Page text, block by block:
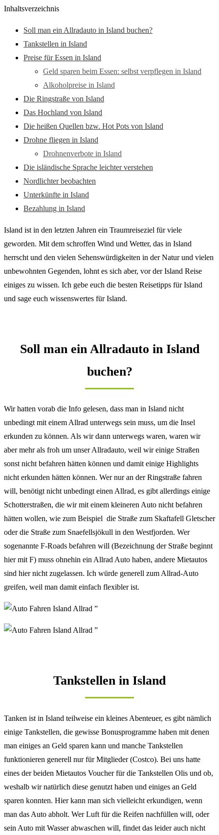
Inhaltsverzeichnis
Soll man ein Allradauto in Island buchen?
Tankstellen in Island
Preise für Essen in Island
Geld sparen beim Essen: selbst verpflegen in Island
Alkoholpreise in Island
Die Ringstraße von Island
Das Hochland von Island
Die heißen Quellen bzw. Hot Pots von Island
Drohne fliegen in Island
Drohnenverbote in Island
Die isländische Sprache leichter verstehen
Nordlichter beobachten
Unterkünfte in Island
Bezahlung in Island
Island ist in den letzten Jahren ein Traumreiseziel für viele
geworden. Mit dem schroffen Wind und Wetter, das in Island
herrscht und den vielen Sehenswürdigkeiten in der Natur und vielen
unbewohnten Gegenden, lohnt es sich aber, vor der Island Reise
einiges zu wissen. Ich gebe euch die besten Reisetipps für Island
und sage euch wissenswertes für Island.
Soll man ein Allradauto in Island
buchen?
Wir hatten vorab die Info gelesen, dass man in Island nicht
unbedingt mit einem Allrad unterwegs sein muss, um die Insel
erkunden zu können. Als wir dann unterwegs waren, waren wir
aber mehr als froh um unser Allradauto, weil wir einige Straßen
sonst nicht befahren hätten können und damit einige Highlights
nicht erkunden hätten können. Wer nur an der Ringstraße fahren
will, benötigt nicht unbedingt einen Allrad, es gibt allerdings einige
Schotterstraßen, die wir mit einem kleineren Auto nicht befahren
hätten wollen, wie zum Beispiel die Straße zum Skaftafell Gletscher
oder die Straße zum Snaefellsjökull in den Westfjorden. Wer
sogenannte F-Roads befahren will (Bezeichnung der Straße beginnt
hier mit F) muss ohnehin ein Allrad Auto haben, andere Mietautos
sind hier nicht zugelassen. Ich würde generell zum Allrad-Auto
greifen, weil man damit einfach flexibler ist.
Tankstellen in Island
Tanken ist in Island teilweise ein kleines Abenteuer, es gibt nämlich
einige Tankstellen, die gewisse Bonusprogramme haben mit denen
man einiges an Geld sparen kann und manche Tankstellen
funktionieren generell nur für Mitglieder (Costco). Bei uns hatte
eines der beiden Mietautos Voucher für die Tankstellen Olis und ob,
weshalb wir natürlich diese genutzt haben und einiges an Geld
sparen konnten. Hier kann man sich vielleicht erkundigen, wenn
man das Auto abholt. Wer Luft für die Reifen nachfüllen will, oder
sein Auto mit Wasser abwaschen will, findet das leider auch nicht